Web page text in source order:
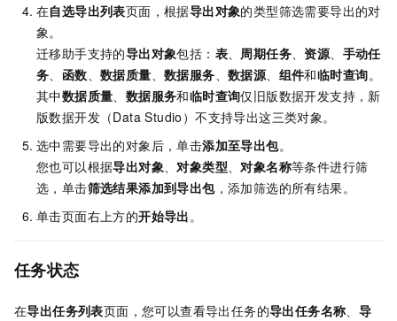
在自选导出列表页面，根据导出对象的类型筛选需要导出的对
象。
迁移助手支持的导出对象包括： 表 周期任务 、资源
手动任
务
函数 、数据质量 、数据服务 、数据源 组件和临时查询。
其中数据质量 数据服务和临时查询仅旧版数据开发支持，新
版数据开发（Data Studio）不支持导出这三类对象。
选中需要导出的对象后，单击添加至导出包。
您也可以根据导出对象 对象类型 对象名称等条件进行筛
选，单击筛选结果添加到导出包，添加筛选的所有结果。
单击页面右上方的开始导出 。
任务状态
在导出任务列表页面，您可以查看导出任务的导出任务名称
导